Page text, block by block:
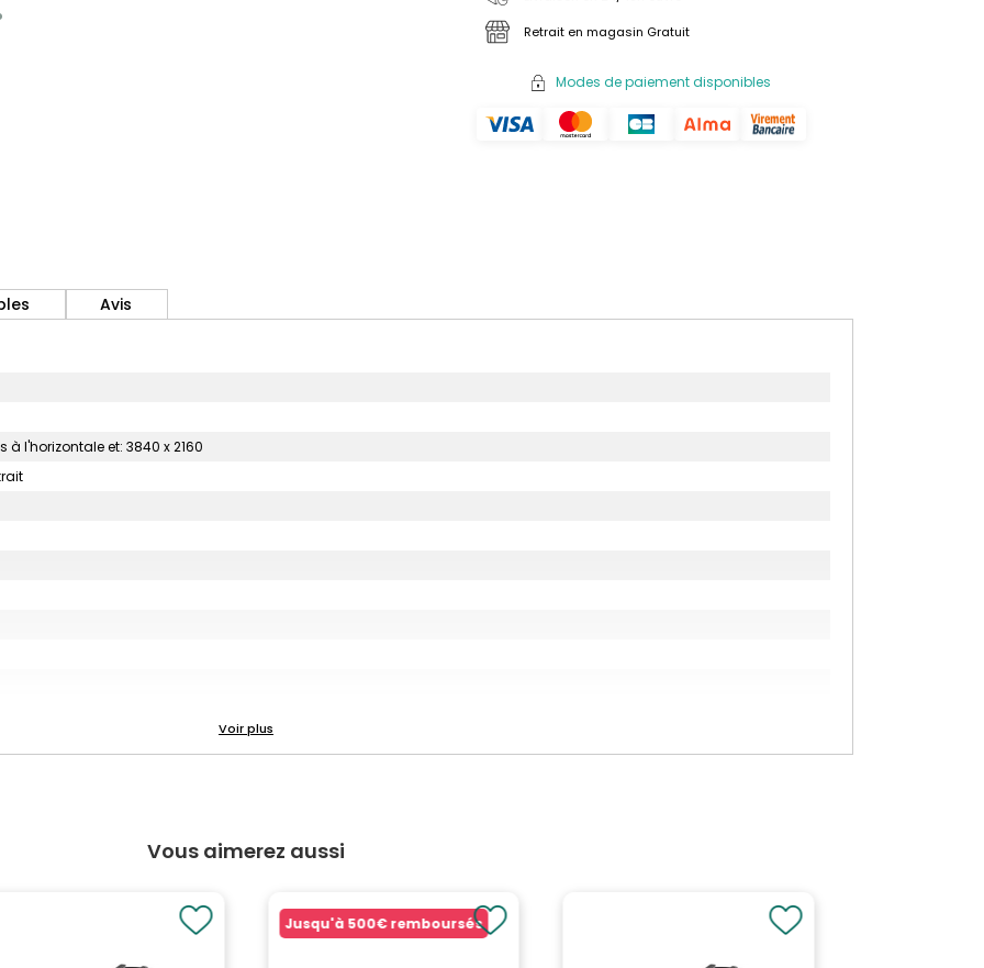
Retrait en magasin Gratuit
Modes de paiement disponibles
Avis
l'horizontale et: 3840 x 2160
Vous aimerez aussi
Jusqu'à 500€ remboursés